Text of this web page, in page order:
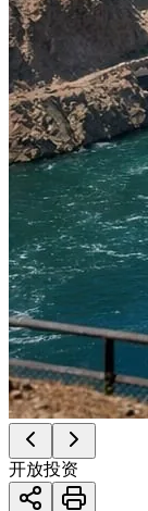
开放投资